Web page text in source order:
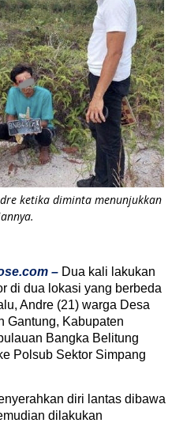
ketika diminta menunjukkan
– Dua kali lakukan
di dua lokasi yang berbeda
Andre (21) warga Desa
Gantung, Kabupaten
Bangka Belitung
Polsub Sektor Simpang
diri lantas dibawa
dilakukan